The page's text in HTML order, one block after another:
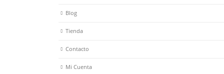
Blog
Tienda
Contacto
Mi Cuenta